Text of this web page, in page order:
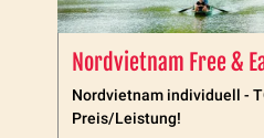
Nordvietnam Free &
Nordvietnam individuell -
Preis/Leistung!